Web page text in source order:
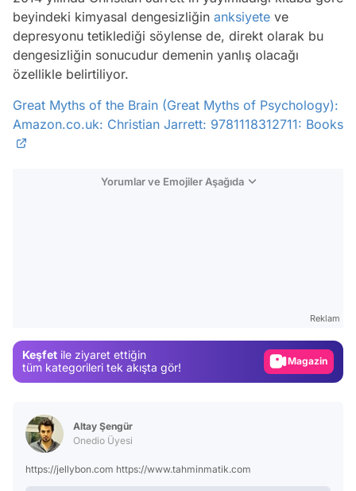
beyindeki kimyasal dengesizliğin anksiyete ve
depresyonu tetiklediği söylense de, direkt olarak bu
dengesizliğin sonucudur demenin yanlış olacağı
özellikle belirtiliyor.
Great Myths of the Brain (Great Myths of Psychology):
Amazon.co.uk: Christian Jarrett: 9781118312711: Books
Yorumlar ve Emojiler Aşağıda
Reklam
Keşfet ile ziyaret ettiğin
tüm kategorileri tek akışta gör!
Video
Altay Şengür
Onedio Üyesi
https://jellybon.com https://www.tahminmatik.com